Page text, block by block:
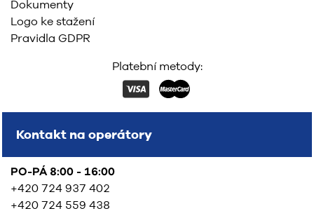
Dokumenty
Logo ke stažení
Pravidla GDPR
Platební metody:
Kontakt na operátory
PO-PÁ 8:00 - 16:00
+420 724 937 402
+420 724 559 438